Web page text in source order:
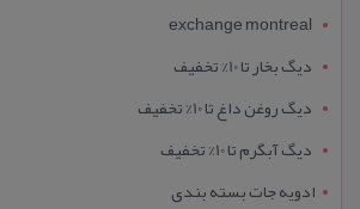
exchange montreal
دیگ بخار تا 10% تخفیف
دیگ روغن داغ تا 10% تخفیف
دیگ آبگرم تا 10% تخفیف
ادویه جات بسته بندی